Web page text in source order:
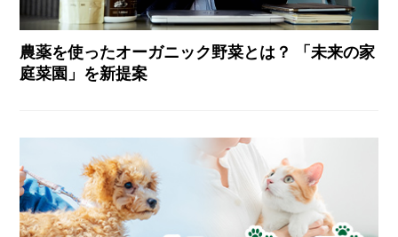
農薬を使ったオーガニック野菜とは？ 「未来の家
庭菜園」を新提案